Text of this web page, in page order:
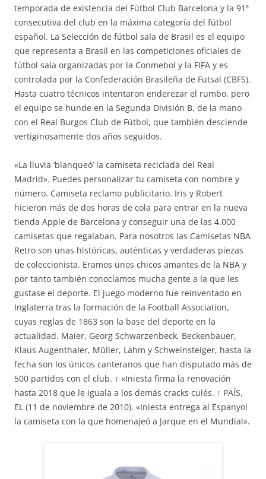
temporada de existencia del Fútbol Club Barcelona y la 91ª
consecutiva del club en la máxima categoría del fútbol
español. La Selección de fútbol sala de Brasil es el equipo
que representa a Brasil en las competiciones oficiales de
fútbol sala organizadas por la Conmebol y la FIFA y es
controlada por la Confederación Brasileña de Futsal (CBFS).
Hasta cuatro técnicos intentaron enderezar el rumbo, pero
el equipo se hunde en la Segunda División B, de la mano
con el Real Burgos Club de Fútbol, que también desciende
vertiginosamente dos años seguidos.
«La lluvia ‘blanqueó’ la camiseta reciclada del Real
Madrid». Puedes personalizar tu camiseta con nombre y
número. Camiseta reclamo publicitario. Iris y Robert
hicieron más de dos horas de cola para entrar en la nueva
tienda Apple de Barcelona y conseguir una de las 4.000
camisetas que regalaban. Para nosotros las Camisetas NBA
Retro son unas históricas, auténticas y verdaderas piezas
de coleccionista. Eramos unos chicos amantes de la NBA y
por tanto también conocíamos mucha gente a la que les
gustase el deporte. El juego moderno fue reinventado en
Inglaterra tras la formación de la Football Association,
cuyas reglas de 1863 son la base del deporte en la
actualidad. Maier, Georg Schwarzenbeck, Beckenbauer,
Klaus Augenthaler, Müller, Lahm y Schweinsteiger, hasta la
fecha son los únicos canteranos que han disputado más de
500 partidos con el club. ↑ «Iniesta firma la renovación
hasta 2018 que le iguala a los demás cracks culés. ↑ PAÍS,
EL (11 de noviembre de 2010). «Iniesta entrega al Espanyol
la camiseta con la que homenajeó a Jarque en el Mundial».